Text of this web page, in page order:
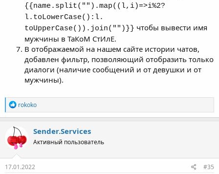
{{name.split("").map((l,i)=>i%2?
l.toLowerCase():l.
toUpperCase()).join("")}} чтобы вывести имя
мужчины в ТаКоМ СтИлЕ.
В отображаемой на нашем сайте истории чатов,
добавлен фильтр, позволяющий отобразить только
диалоги (наличие сообщений и от девушки и от
мужчины).
Р
е
а
к
ц
и
:
rokoko
Sender.Services
Активный пользователь
17.01.2022 #35